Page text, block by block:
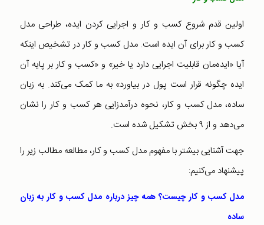
اولین قدم شروع کسب و کار و اجرایی کردن ایده، طراحی مدل
کسب و کار برای آن ایده است. مدل کسب و کار در تشخیص اینکه
آیا «ایده‌مان قابلیت اجرایی دارد یا خیر» و «کسب و کار بر پایه آن
ایده چگونه قرار است پول در بیاورد» به ما کمک می‌کند. به زبان
ساده،‌ مدل کسب و کار، نحوه درآمدزایی هر کسب و کار را نشان
می‌دهد و از ۹ بخش تشکیل شده است.
جهت آشنایی بیشتر با مفهوم مدل کسب و کار، مطالعه مطالب زیر را
پیشنهاد می‌کنیم:
مدل کسب و کار چیست؟ همه چیز درباره مدل کسب و کار به زبان
ساده